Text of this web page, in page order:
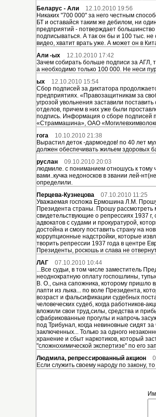
Беларус - Али
12.10.2010 19:56
Никаких "700 000" за него честным
БТ и оставайся таким же дебилом, ни
предприятий - потверждает
подписываться. А так он бы и 100 тыс. не
видео, хватит врать уже. А может он в
Али -ых
12.10.2010 17:42
Зачем собирать больше подписи за АГЛ,
а необходимо только 100 000. Не неси
ых
12.10.2010 15:54
Сбор подписей за диктатора
предприятиях. «Правозащитникам за
угрозой увольнения заставили
отделов, причем в них уже были
подпись. Информация о сборе подписей
«Страммашина», ОАО
гога
10.10.2010 21:38
Вырастил деток -дармоедов! по 40 лет
должен обеспечивать жильем здоровых
руслан
09.10.2010 20:03
людмиле. с пониманием отношусь к
вами..кучка недоносков в звании лей-
определили.
Перцева-Кузнецова
07.10.2010 11:25
Уважаемая госпожа Ермошина Л.М. Прошу
Президента страны. Прошу рассмотреть
свидетельствующие о репрессиях 1937
адвокатов с судами и прокуратурой,
достойна и смогу поставить страну на
коррупционные надстройки, которые
творить репрессии 1937 года в центре
Президенты, роскошь и слава не
ЛАГ
07.10.2010 10:44
...Все судьи, в том числе заместитель
неоднократную оплату госпошлины,
В. О., сына сапожника, которому пришло
лапти из лыка... по воле Президента,
возраст и фальсификации судебных
человеческих судеб, когда работников-
вложили свои труд,силы, средства и
сфабрикованные прогулы и напрочь
под Трибунал, когда невиновные сидят
заключенных... Только за одного
хранение и сбыт наркотиков, который
"сложнохимической экспертизе" по его
Людмила, репрессированный акцион
Если служить своему народу по закону,